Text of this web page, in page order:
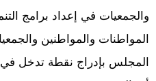
والجمعيات في إعداد برامج
المواطنات والمواطنين
المجلس بإدراج نقطة تدخل